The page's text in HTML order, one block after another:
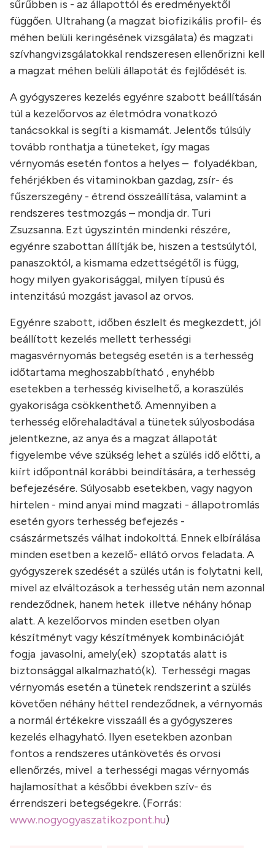
sűrűbben is - az állapottól és eredményektől
függően. Ultrahang (a magzat biofizikális profil- és
méhen belüli keringésének vizsgálata) és magzati
szívhangvizsgálatokkal rendszeresen ellenőrizni kell
a magzat méhen belüli állapotát és fejlődését is.
A gyógyszeres kezelés egyénre szabott beállításán
túl a kezelőorvos az életmódra vonatkozó
tanácsokkal is segíti a kismamát. Jelentős túlsúly
tovább ronthatja a tüneteket, így magas
vérnyomás esetén fontos a helyes – folyadékban,
fehérjékben és vitaminokban gazdag, zsír- és
fűszerszegény - étrend összeállítása, valamint a
rendszeres testmozgás – mondja dr. Turi
Zsuzsanna. Ezt úgyszintén mindenki részére,
egyénre szabottan állítják be, hiszen a testsúlytól,
panaszoktól, a kismama edzettségétől is függ,
hogy milyen gyakorisággal, milyen típusú és
intenzitású mozgást javasol az orvos.
Egyénre szabott, időben észlelt és megkezdett, jól
beállított kezelés mellett terhességi
magasvérnyomás betegség esetén is a terhesség
időtartama meghoszabbítható , enyhébb
esetekben a terhesség kiviselhető, a koraszülés
gyakorisága csökkenthető. Amennyiben a
terhesség előrehaladtával a tünetek súlyosbodása
jelentkezne, az anya és a magzat állapotát
figyelembe véve szükség lehet a szülés idő előtti, a
kiírt időpontnál korábbi beindítására, a terhesség
befejezésére. Súlyosabb esetekben, vagy nagyon
hirtelen - mind anyai mind magzati - állapotromlás
esetén gyors terhesség befejezés -
császármetszés válhat indokolttá. Ennek elbírálása
minden esetben a kezelő- ellátó orvos feladata. A
gyógyszerek szedését a szülés után is folytatni kell,
mivel az elváltozások a terhesség után nem azonnal
rendeződnek, hanem hetek illetve néhány hónap
alatt. A kezelőorvos minden esetben olyan
készítményt vagy készítmények kombinációját
fogja javasolni, amely(ek) szoptatás alatt is
biztonsággal alkalmazható(k). Terhességi magas
vérnyomás esetén a tünetek rendszerint a szülés
követően néhány héttel rendeződnek, a vérnyomás
a normál értékekre visszaáll és a gyógyszeres
kezelés elhagyható. Ilyen esetekben azonban
fontos a rendszeres utánkövetés és orvosi
ellenőrzés, mivel a terhességi magas vérnyomás
hajlamosíthat a későbbi években szív- és
érrendszeri betegségekre. (Forrás:
www.nogyogyaszatikozpont.hu)